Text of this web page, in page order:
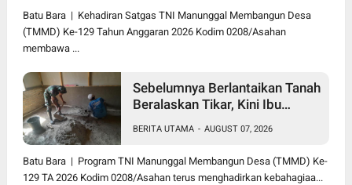
Batu Bara | Kehadiran Satgas TNI Manunggal Membangun Desa
(TMMD) Ke-129 Tahun Anggaran 2026 Kodim 0208/Asahan
membawa ...
Sebelumnya Berlantaikan Tanah
Beralaskan Tikar, Kini Ibu
yang Layak Berkat Satgas
TMMD Ke-129 Kodim
0208/Asahan
BERITA UTAMA - AUGUST 07, 2026
Batu Bara | Program TNI Manunggal Membangun Desa (TMMD) Ke-
129 TA 2026 Kodim 0208/Asahan terus menghadirkan kebahagiaa...